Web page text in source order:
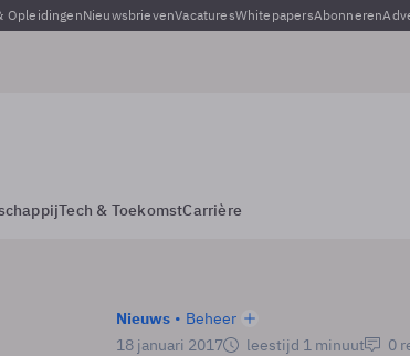
OpleidingenNieuwsbrievenVacaturesWhitepapersAbonneren
Tech & ToekomstCarrière
Nieuws
Beheer
18 januari 2017
leestijd 1 minuut 0